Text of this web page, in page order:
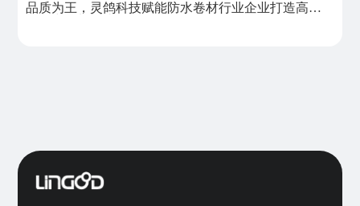
品质为王，灵鸽科技赋能防水卷材行业企业打造高效